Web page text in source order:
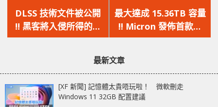
一
篇
文
DLSS 技術文件被公開
!! 黑客將入侵所得的部
份 NVIDIA 機密文件公
一
篇
文
最大達成 15.36TB 容量
!! Micron 發佈首款數
據中心用的176-Layer
最新文章
[XF 新聞] 記憶體太貴唔玩啦！ 微軟刪走
Windows 11 32GB 配置建議